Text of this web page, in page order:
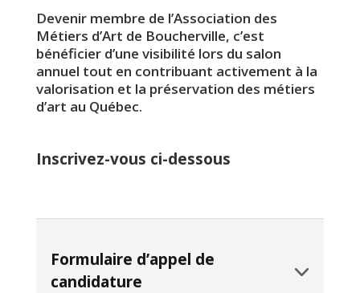
Devenir membre de l’Association des
Métiers d’Art de Boucherville, c’est
bénéficier d’une visibilité lors du salon
annuel tout en contribuant activement à la
valorisation et la préservation des métiers
d’art au Québec.
Inscrivez-vous ci-dessous
Formulaire d’appel de
candidature